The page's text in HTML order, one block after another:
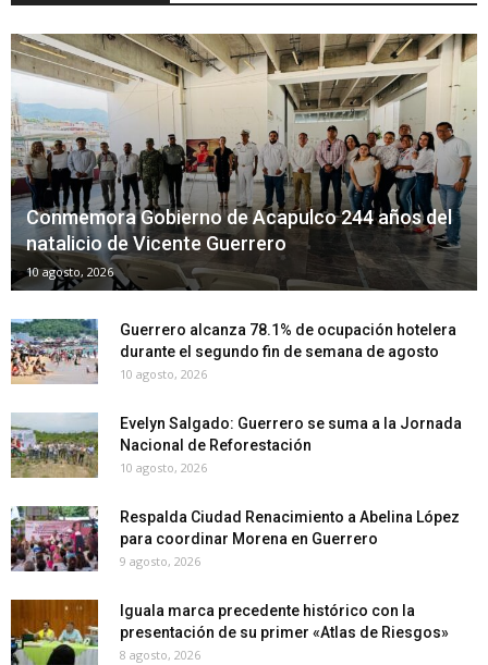
Conmemora Gobierno de Acapulco 244 años del
natalicio de Vicente Guerrero
10 agosto, 2026
Guerrero alcanza 78.1% de ocupación hotelera
durante el segundo fin de semana de agosto
10 agosto, 2026
Evelyn Salgado: Guerrero se suma a la Jornada
Nacional de Reforestación
10 agosto, 2026
Respalda Ciudad Renacimiento a Abelina López
para coordinar Morena en Guerrero
9 agosto, 2026
Iguala marca precedente histórico con la
presentación de su primer «Atlas de Riesgos»
8 agosto, 2026